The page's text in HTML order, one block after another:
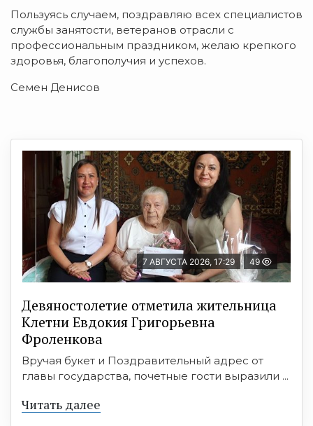
Пользуясь случаем, поздравляю всех специалистов
службы занятости, ветеранов отрасли с
профессиональным праздником, желаю крепкого
здоровья, благополучия и успехов.
Семен Денисов
7 АВГУСТА 2026, 17:29 49
Девяностолетие отметила жительница
Клетни Евдокия Григорьевна
Фроленкова
Вручая букет и Поздравительный адрес от
главы государства, почетные гости выразили ...
Читать далее